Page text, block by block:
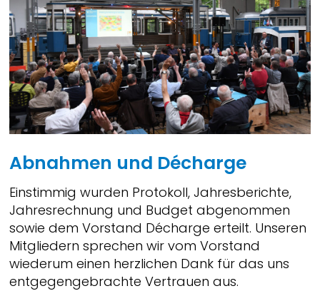
Abnahmen und Décharge
Einstimmig wurden Protokoll, Jahresberichte,
Jahresrechnung und Budget abgenommen
sowie dem Vorstand Décharge erteilt. Unseren
Mitgliedern sprechen wir vom Vorstand
wiederum einen herzlichen Dank für das uns
entgegengebrachte Vertrauen aus.